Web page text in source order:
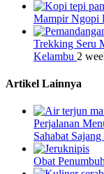
Mampir Ngopi
Trekking Seru
Kelambu 2
Artikel Lainnya
Perjalanan
Sahabat
Obat